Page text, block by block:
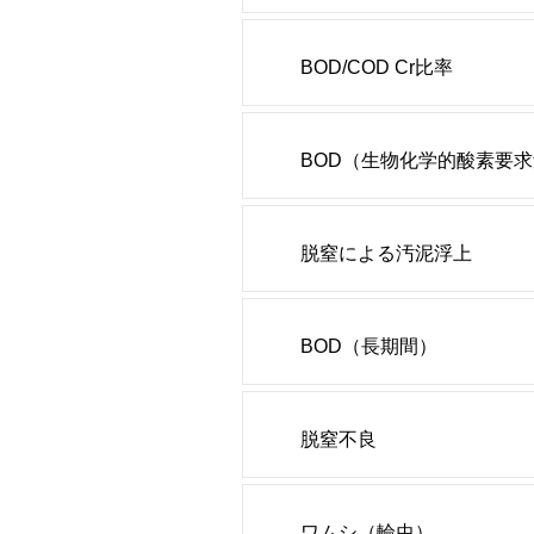
BOD/COD Cr比率
BOD（生物化学的酸素要
脱窒による汚泥浮上
BOD（長期間）
脱窒不良